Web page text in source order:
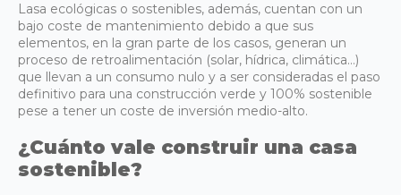
Lasa ecológicas o sostenibles, además, cuentan con un
bajo coste de mantenimiento debido a que sus
elementos, en la gran parte de los casos, generan un
proceso de retroalimentación (solar, hídrica, climática…)
que llevan a un consumo nulo y a ser consideradas el paso
definitivo para una construcción verde y 100% sostenible
pese a tener un coste de inversión medio-alto.
¿Cuánto vale construir una casa
sostenible?